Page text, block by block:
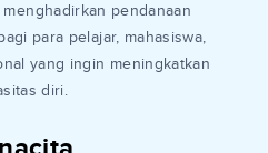
pendanaan
para pelajar, mahasiswa,
yang ingin meningkatkan
diri.